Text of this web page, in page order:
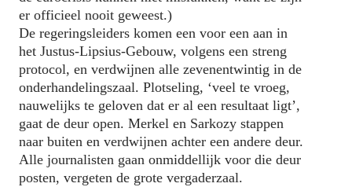
er officieel nooit geweest.)
De regeringsleiders komen een voor een aan in
het Justus-Lipsius-Gebouw, volgens een streng
protocol, en verdwijnen alle zevenentwintig in de
onderhandelingszaal. Plotseling, ‘veel te vroeg,
nauwelijks te geloven dat er al een resultaat ligt’,
gaat de deur open. Merkel en Sarkozy stappen
naar buiten en verdwijnen achter een andere deur.
Alle journalisten gaan onmiddellijk voor die deur
posten, vergeten de grote vergaderzaal.